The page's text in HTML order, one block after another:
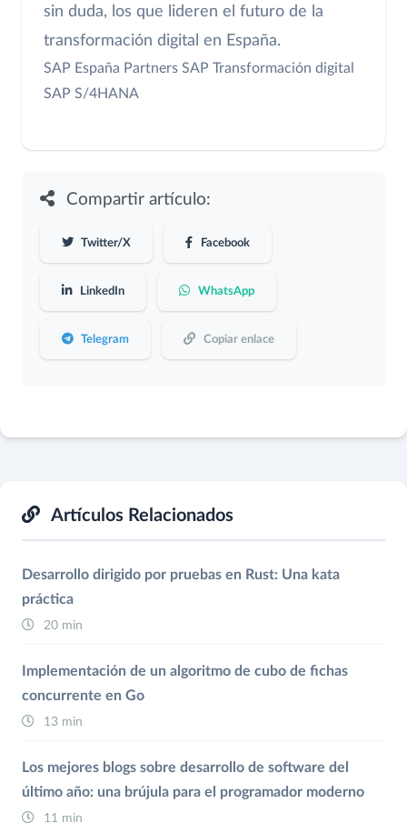
sin duda, los que lideren el futuro de la
transformación digital en España.
SAP España Partners SAP Transformación digital
SAP S/4HANA
Compartir artículo:
Twitter/X Facebook
LinkedIn WhatsApp
Telegram Copiar enlace
Artículos Relacionados
Desarrollo dirigido por pruebas en Rust: Una kata
práctica
20 min
Implementación de un algoritmo de cubo de fichas
concurrente en Go
13 min
Los mejores blogs sobre desarrollo de software del
último año: una brújula para el programador moderno
11 min